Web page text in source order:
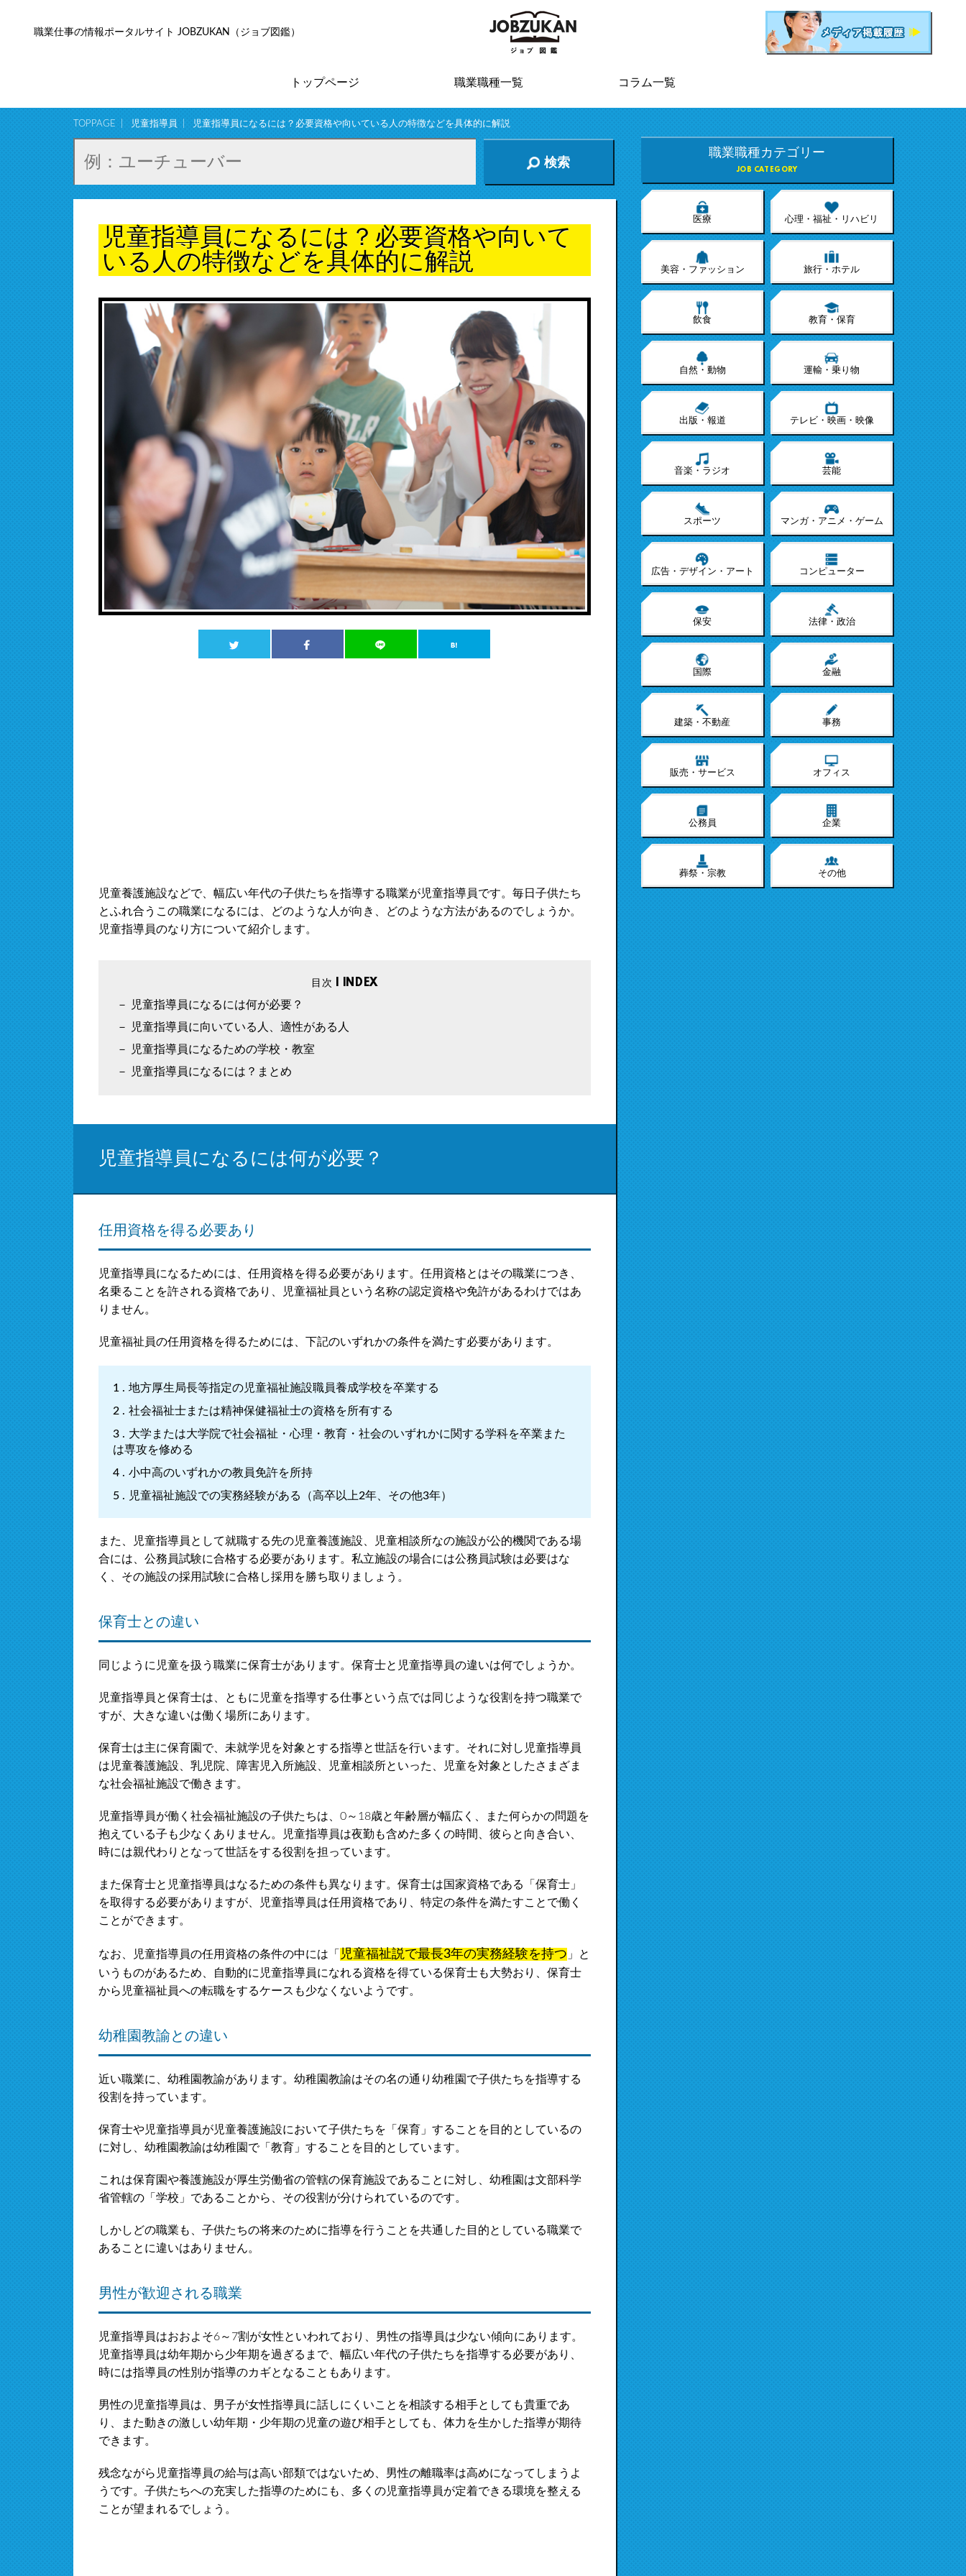
職業仕事の情報ポータルサイト JOBZUKAN（ジョブ図鑑）
トップページ 職業職種一覧 コラム一覧
TOPPAGE 児童指導員 児童指導員になるには？必要資格や向いている人の特徴などを具体的に解説
検索
児童指導員になるには？必要資格や向いて
いる人の特徴などを具体的に解説
児童養護施設などで、幅広い年代の子供たちを指導する職業が児童指導員です。毎日子供たち
とふれ合うこの職業になるには、どのような人が向き、どのような方法があるのでしょうか。
児童指導員のなり方について紹介します。
児童指導員になるには何が必要？
児童指導員に向いている人、適性がある人
児童指導員になるための学校・教室
児童指導員になるには？まとめ
児童指導員になるには何が必要？
任用資格を得る必要あり
児童指導員になるためには、任用資格を得る必要があります。任用資格とはその職業につき、
名乗ることを許される資格であり、児童福祉員という名称の認定資格や免許があるわけではあ
りません。
児童福祉員の任用資格を得るためには、下記のいずれかの条件を満たす必要があります。
地方厚生局長等指定の児童福祉施設職員養成学校を卒業する
社会福祉士または精神保健福祉士の資格を所有する
大学または大学院で社会福祉・心理・教育・社会のいずれかに関する学科を卒業また
は専攻を修める
小中高のいずれかの教員免許を所持
児童福祉施設での実務経験がある（高卒以上2年、その他3年）
また、児童指導員として就職する先の児童養護施設、児童相談所なの施設が公的機関である場
合には、公務員試験に合格する必要があります。私立施設の場合には公務員試験は必要はな
く、その施設の採用試験に合格し採用を勝ち取りましょう。
保育士との違い
同じように児童を扱う職業に保育士があります。保育士と児童指導員の違いは何でしょうか。
児童指導員と保育士は、ともに児童を指導する仕事という点では同じような役割を持つ職業で
すが、大きな違いは働く場所にあります。
保育士は主に保育園で、未就学児を対象とする指導と世話を行います。それに対し児童指導員
は児童養護施設、乳児院、障害児入所施設、児童相談所といった、児童を対象としたさまざま
な社会福祉施設で働きます。
児童指導員が働く社会福祉施設の子供たちは、0～18歳と年齢層が幅広く、また何らかの問題を
抱えている子も少なくありません。児童指導員は夜勤も含めた多くの時間、彼らと向き合い、
時には親代わりとなって世話をする役割を担っています。
また保育士と児童指導員はなるための条件も異なります。保育士は国家資格である「保育士」
を取得する必要がありますが、児童指導員は任用資格であり、特定の条件を満たすことで働く
ことができます。
なお、児童指導員の任用資格の条件の中には「 児童福祉説で最長3年の実務経験を持つ 」と
いうものがあるため、自動的に児童指導員になれる資格を得ている保育士も大勢おり、保育士
から児童福祉員への転職をするケースも少なくないようです。
幼稚園教諭との違い
近い職業に、幼稚園教諭があります。幼稚園教諭はその名の通り幼稚園で子供たちを指導する
役割を持っています。
保育士や児童指導員が児童養護施設において子供たちを「保育」することを目的としているの
に対し、幼稚園教諭は幼稚園で「教育」することを目的としています。
これは保育園や養護施設が厚生労働省の管轄の保育施設であることに対し、幼稚園は文部科学
省管轄の「学校」であることから、その役割が分けられているのです。
しかしどの職業も、子供たちの将来のために指導を行うことを共通した目的としている職業で
あることに違いはありません。
男性が歓迎される職業
児童指導員はおおよそ6～7割が女性といわれており、男性の指導員は少ない傾向にあります。
児童指導員は幼年期から少年期を過ぎるまで、幅広い年代の子供たちを指導する必要があり、
時には指導員の性別が指導のカギとなることもあります。
男性の児童指導員は、男子が女性指導員に話しにくいことを相談する相手としても貴重であ
り、また動きの激しい幼年期・少年期の児童の遊び相手としても、体力を生かした指導が期待
できます。
残念ながら児童指導員の給与は高い部類ではないため、男性の離職率は高めになってしまうよ
うです。子供たちへの充実した指導のためにも、多くの児童指導員が定着できる環境を整える
ことが望まれるでしょう。
職業職種カテゴリー
JOB CATEGORY
医療 心理・福祉・リハビリ
美容・ファッション 旅行・ホテル
飲食 教育・保育
自然・動物 運輸・乗り物
出版・報道 テレビ・映画・映像
音楽・ラジオ 芸能
スポーツ マンガ・アニメ・ゲーム
広告・デザイン・アート コンピューター
保安 法律・政治
国際 金融
建築・不動産 事務
販売・サービス オフィス
公務員 企業
葬祭・宗教 その他